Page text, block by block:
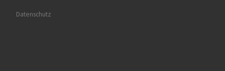
Datenschutz